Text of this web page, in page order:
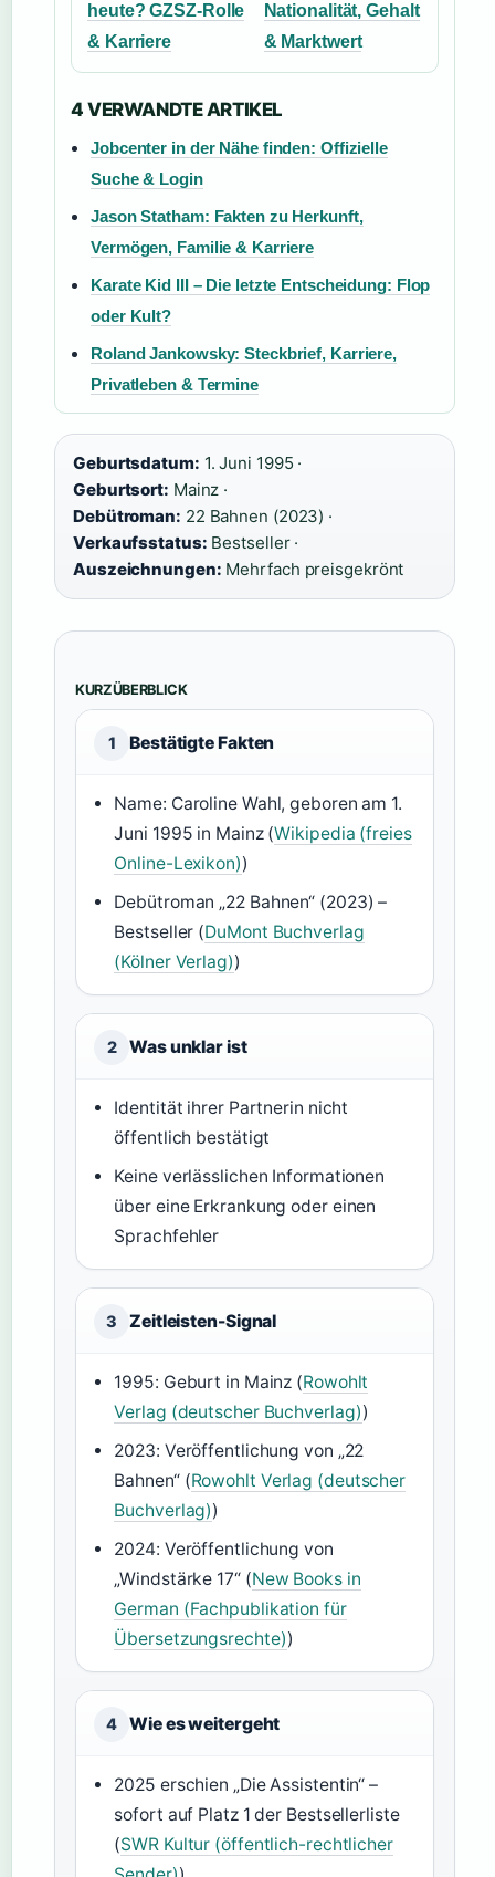
heute? GZSZ-Rolle
& Karriere
Nationalität, Gehalt
& Marktwert
4 VERWANDTE ARTIKEL
Jobcenter in der Nähe finden: Offizielle
Suche & Login
Jason Statham: Fakten zu Herkunft,
Vermögen, Familie & Karriere
Karate Kid III – Die letzte Entscheidung: Flop
oder Kult?
Roland Jankowsky: Steckbrief, Karriere,
Privatleben & Termine
Geburtsdatum: 1. Juni 1995 ·
Geburtsort: Mainz ·
Debütroman: 22 Bahnen (2023) ·
Verkaufsstatus: Bestseller ·
Auszeichnungen: Mehrfach preisgekrönt
KURZÜBERBLICK
1 Bestätigte Fakten
Name: Caroline Wahl, geboren am 1.
Juni 1995 in Mainz (Wikipedia (freies
Online-Lexikon))
Debütroman „22 Bahnen“ (2023) –
Bestseller (DuMont Buchverlag
(Kölner Verlag))
2 Was unklar ist
Identität ihrer Partnerin nicht
öffentlich bestätigt
Keine verlässlichen Informationen
über eine Erkrankung oder einen
Sprachfehler
3 Zeitleisten-Signal
1995: Geburt in Mainz (Rowohlt
Verlag (deutscher Buchverlag))
2023: Veröffentlichung von „22
Bahnen“ (Rowohlt Verlag (deutscher
Buchverlag))
2024: Veröffentlichung von
„Windstärke 17“ (New Books in
German (Fachpublikation für
Übersetzungsrechte))
4 Wie es weitergeht
2025 erschien „Die Assistentin“ –
sofort auf Platz 1 der Bestsellerliste
(SWR Kultur (öffentlich-rechtlicher